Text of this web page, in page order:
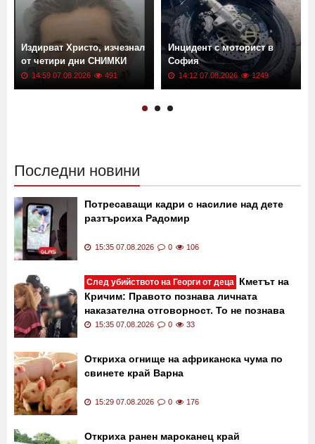
Издирват Христо, изчезнал
от четири дни СНИМКИ
14:59 07.08.2026 491
Инцидент с моторист в
София
14:12 07.08.2026 1249
Последни новини
Потресаващи кадри с насилие над дете
разтърсиха Радомир
15:35 07.08.2026 0 106
След убийството на Георги от деца Кметът на
Кричим: Правото познава личната
наказателна отговорност. То не познава
колективната вина
15:35 07.08.2026 0 33
Откриха огнище на африканска чума по
свинете край Варна
15:29 07.08.2026 0 176
Откриха ранен мароканец край